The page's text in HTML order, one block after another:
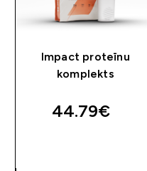
Impact proteīnu
komplekts
44.79€‎